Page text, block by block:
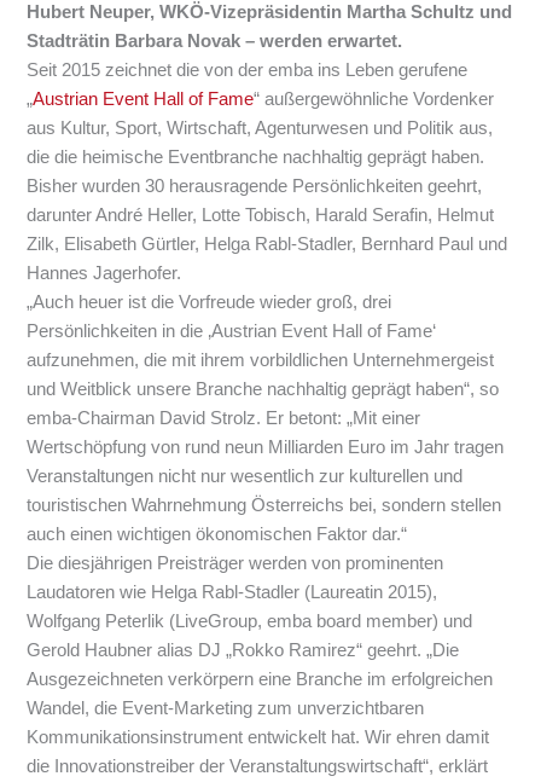
Hubert Neuper, WKÖ-Vizepräsidentin Martha Schultz und
Stadträtin Barbara Novak – werden erwartet.
Seit 2015 zeichnet die von der emba ins Leben gerufene
„Austrian Event Hall of Fame“ außergewöhnliche Vordenker
aus Kultur, Sport, Wirtschaft, Agenturwesen und Politik aus,
die die heimische Eventbranche nachhaltig geprägt haben.
Bisher wurden 30 herausragende Persönlichkeiten geehrt,
darunter André Heller, Lotte Tobisch, Harald Serafin, Helmut
Zilk, Elisabeth Gürtler, Helga Rabl-Stadler, Bernhard Paul und
Hannes Jagerhofer.
„Auch heuer ist die Vorfreude wieder groß, drei
Persönlichkeiten in die ‚Austrian Event Hall of Fame‘
aufzunehmen, die mit ihrem vorbildlichen Unternehmergeist
und Weitblick unsere Branche nachhaltig geprägt haben“, so
emba-Chairman David Strolz. Er betont: „Mit einer
Wertschöpfung von rund neun Milliarden Euro im Jahr tragen
Veranstaltungen nicht nur wesentlich zur kulturellen und
touristischen Wahrnehmung Österreichs bei, sondern stellen
auch einen wichtigen ökonomischen Faktor dar.“
Die diesjährigen Preisträger werden von prominenten
Laudatoren wie Helga Rabl-Stadler (Laureatin 2015),
Wolfgang Peterlik (LiveGroup, emba board member) und
Gerold Haubner alias DJ „Rokko Ramirez“ geehrt. „Die
Ausgezeichneten verkörpern eine Branche im erfolgreichen
Wandel, die Event-Marketing zum unverzichtbaren
Kommunikationsinstrument entwickelt hat. Wir ehren damit
die Innovationstreiber der Veranstaltungswirtschaft“, erklärt